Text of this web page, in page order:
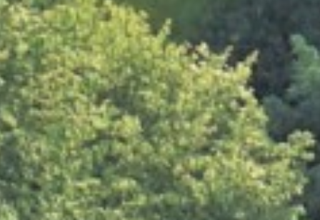
Mitmachen
Kalender
Mitgliederbereich